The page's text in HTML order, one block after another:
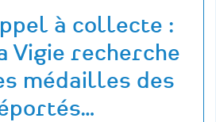
à collecte :
Vigie recherche
médailles des
…